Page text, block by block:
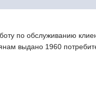
по обслуживанию
выдано 1960